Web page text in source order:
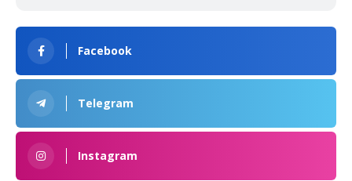
Facebook
Telegram
Instagram